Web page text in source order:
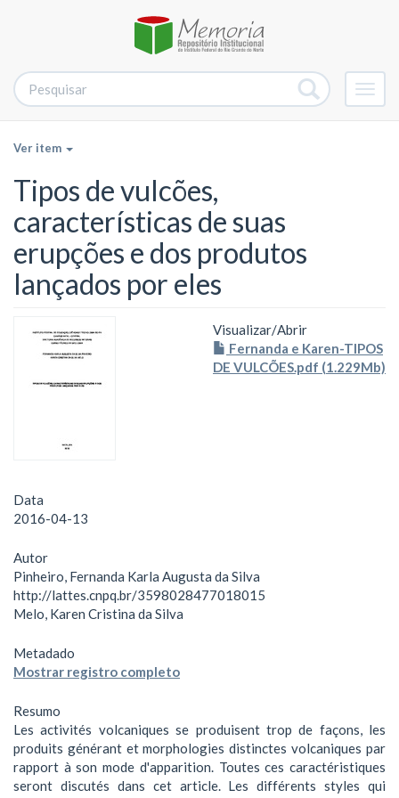
Ver item
Tipos de vulcões,
características de suas
erupções e dos produtos
lançados por eles
Visualizar/Abrir
Fernanda e Karen-TIPOS
DE VULCÕES.pdf (1.229Mb)
Data
2016-04-13
Autor
Pinheiro, Fernanda Karla Augusta da Silva
http://lattes.cnpq.br/3598028477018015
Melo, Karen Cristina da Silva
Metadado
Mostrar registro completo
Resumo
Les activités volcaniques se produisent trop de façons, les
produits générant et morphologies distinctes volcaniques par
rapport à son mode d'apparition. Toutes ces caractéristiques
seront discutés dans cet article. Les différents styles qui